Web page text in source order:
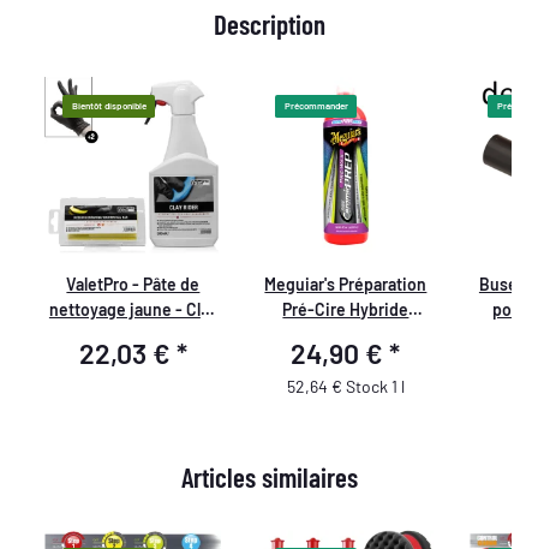
Description
Bientôt disponible
ValetPro - Pâte de
nettoyage jaune - Clay
protection
22,03 € *
Précommander
Meguiar's Préparation
Pré-Cire Hybride
24,90 €*
52,64 € Stock 1 l
Buse
pour
Articles similaires